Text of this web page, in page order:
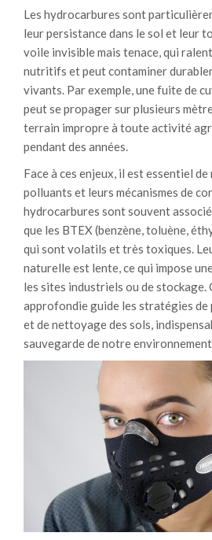
Les hydrocarbures sont
leur persistance dans le sol et leur
voile invisible mais tenace, qui
nutritifs et peut contaminer
vivants. Par exemple, une fuite de
peut se propager sur plusieurs
terrain impropre à toute activité
pendant des années.
Face à ces enjeux, il est essentiel
polluants et leurs mécanismes de
hydrocarbures sont souvent
que les BTEX (benzène, toluène,
qui sont volatils et très toxiques.
naturelle est lente, ce qui impose
les sites industriels ou de stockage.
approfondie guide les stratégies
et de nettoyage des sols,
sauvegarde de notre